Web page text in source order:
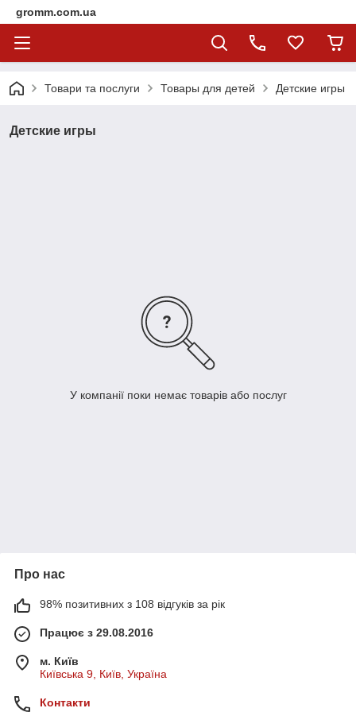
gromm.com.ua
Товари та послуги Товары для детей Детские игры
Детские игры
У компанії поки немає товарів або послуг
Про нас
98% позитивних з 108 відгуків за рік
Працює з 29.08.2016
м. Київ
Київська 9, Київ, Україна
Контакти